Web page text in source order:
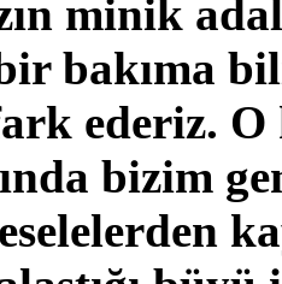
minik
bakıma
fark ederiz.
bizim